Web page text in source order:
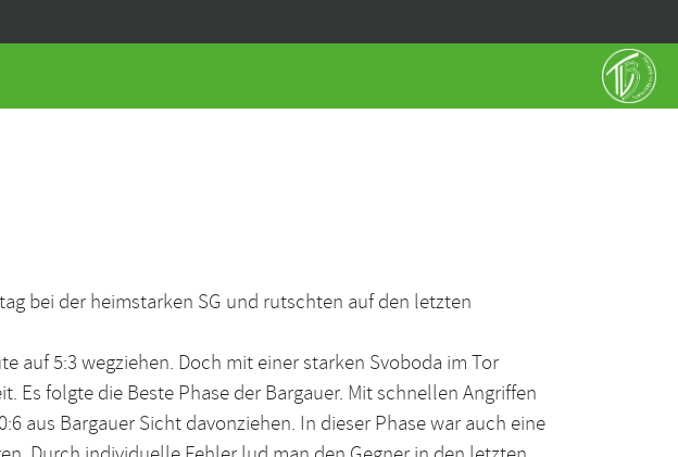
bei der heimstarken SG und rutschten auf den letzten
auf 5:3 wegziehen. Doch mit einer starken Svoboda im Tor
Es folgte die Beste Phase der Bargauer. Mit schnellen Angriffen
aus Bargauer Sicht davonziehen. In dieser Phase war auch eine